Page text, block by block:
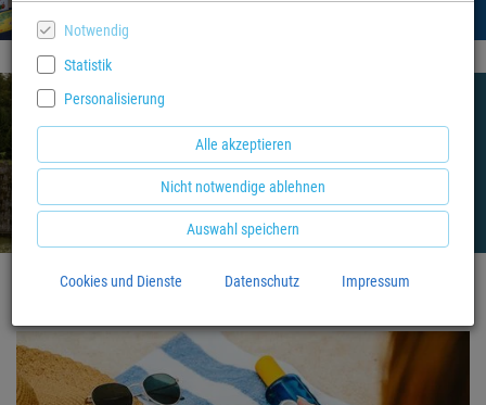
Notwendig
Statistik
Personalisierung
Alle akzeptieren
Nicht notwendige ablehnen
Auswahl speichern
Cookies und Dienste Datenschutz Impressum
Unsere Buchtipps zu
Kassel und Umgebung
Zur Auswahl